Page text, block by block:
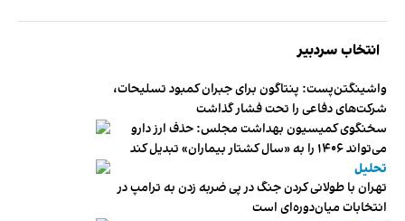
انتخاب سردبیر
واشینگتن‌پست: پنتاگون برای جبران کمبود تسلیحات،
شرکت‌های دفاعی را تحت فشار گذاشت
سخنگوی کمیسیون بهداشت مجلس: حذف ارز دارو
می‌تواند ۱۴۰۶ را به «سال کشتار بیماران» تبدیل کند
تحلیل
تهران با طولانی کردن جنگ در پی ضربه زدن به ترامپ در
انتخابات میان‌دوره‌ای است